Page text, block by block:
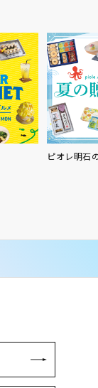
ピオレ明石